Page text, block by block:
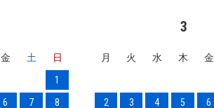
金 土
日
1
6 7
8
3
月 火 水 木 金
2
3 4 5 6